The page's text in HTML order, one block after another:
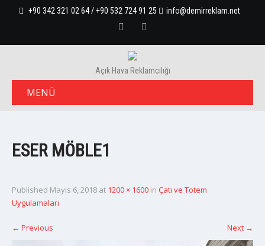
+90 342 321 02 64 / +90 532 724 91 25 info@demirreklam.net
Açık Hava Reklamcılığı
MENÜ
ESER MÖBLE1
Published Mayıs 6, 2018 at 1200 × 1600 in Çatı ve Totem
Uygulamaları
← Previous Next →